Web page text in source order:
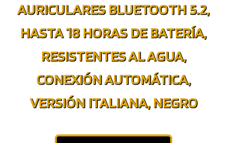
AURICULARES BLUETOOTH 5.2,
HASTA 18 HORAS DE BATERÍA,
RESISTENTES AL AGUA,
CONEXIÓN AUTOMÁTICA,
VERSIÓN ITALIANA, NEGRO